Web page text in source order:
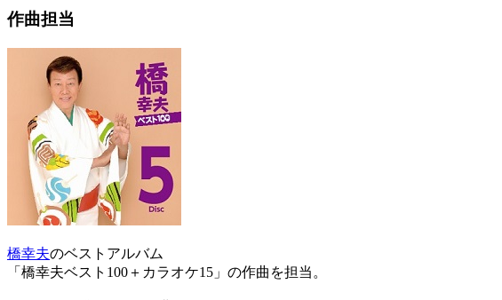
作曲担当
橋幸夫のベストアルバム
「橋幸夫ベスト100＋カラオケ15」の作曲を担当。